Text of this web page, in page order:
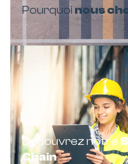
Pourquoinous
Découvrez notre
Chain